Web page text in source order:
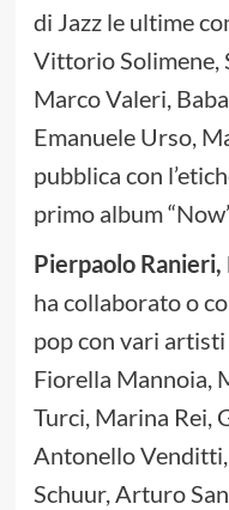
di Jazz le ultime
Vittorio Solimene,
Marco Valeri,
Emanuele Urso,
pubblica con
primo album
Pierpaolo Ranieri,
ha collaborato o
pop con vari
Fiorella Mannoia,
Turci, Marina Rei,
Antonello
Schuur, Arturo